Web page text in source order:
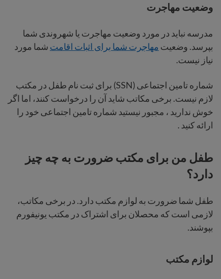
وضعیت مهاجرت
مدرسه نباید در مورد وضعیت مهاجرت یا شهروندی شما
بپرسد. وضعیت مهاجرت شما برای اثبات اقامت شما مورد
نیاز نیست.
شماره تامین اجتماعی (SSN) برای ثبت نام طفل در مکتب
لازم نیست. برخی مکاتب شاید آن را درخواست کنند، اما اگر
خوش ندارید ، مجبور نیستید شماره تامین اجتماعی خود را
ارائه کنید .
طفل من برای مکتب ضرورت به چه چیز
دارد؟
طفل شما ضرورت به لوازم مکتب دارد. در برخی مکاتب،
لازمی است که محصلان برای اشتراک در مکتب یونیفورم
بپوشند.
لوازم مکتب